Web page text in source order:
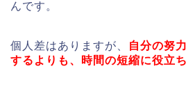
んです。
個人差はありますが、
自分の努
するよりも、時間の短縮に役立ち